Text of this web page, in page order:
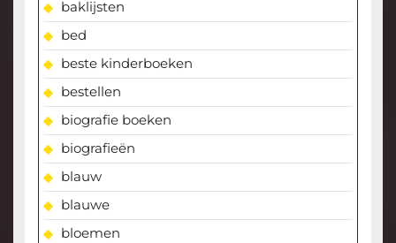
baklijsten
bed
beste kinderboeken
bestellen
biografie boeken
biografieën
blauw
blauwe
bloemen